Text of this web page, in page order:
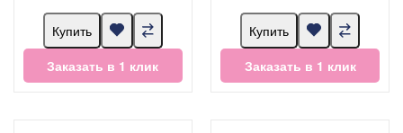
Купить
Заказать в 1 клик
Купить
Заказать в 1 клик